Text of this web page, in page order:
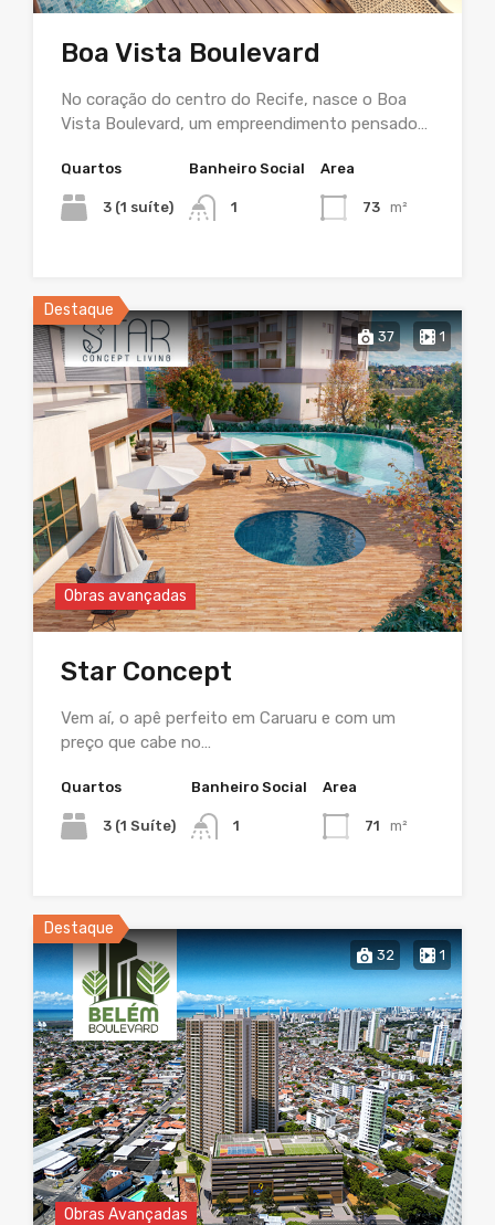
Boa Vista Boulevard
No coração do centro do Recife, nasce o Boa
Vista Boulevard, um empreendimento pensado…
Quartos
3 (1 suíte)
Banheiro Social
1
Area
73 m²
Destaque
37 1
Obras avançadas
Star Concept
Vem aí, o apê perfeito em Caruaru e com um
preço que cabe no…
Quartos
3 (1 Suíte)
Banheiro Social
1
Area
71 m²
Destaque
32 1
Obras Avançadas